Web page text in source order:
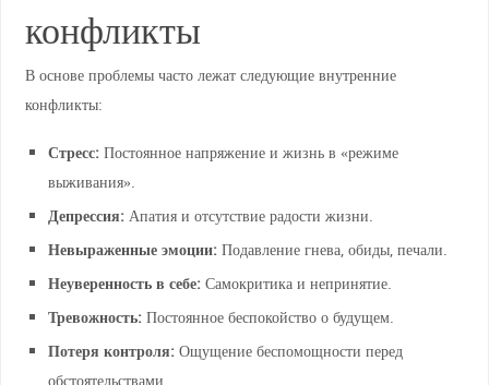
конфликты
В основе проблемы часто лежат следующие внутренние
конфликты:
Стресс: Постоянное напряжение и жизнь в «режиме
выживания».
Депрессия: Апатия и отсутствие радости жизни.
Невыраженные эмоции: Подавление гнева, обиды, печали.
Неуверенность в себе: Самокритика и непринятие.
Тревожность: Постоянное беспокойство о будущем.
Потеря контроля: Ощущение беспомощности перед
обстоятельствами.